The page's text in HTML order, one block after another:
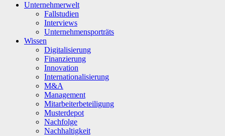
Unternehmerwelt
Fallstudien
Interviews
Unternehmensporträts
Wissen
Digitalisierung
Finanzierung
Innovation
Internationalisierung
M&A
Management
Mitarbeiterbeteiligung
Musterdepot
Nachfolge
Nachhaltigkeit